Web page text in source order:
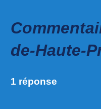
de-Haute-
1 réponse